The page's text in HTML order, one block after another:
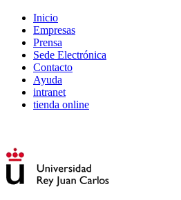
Inicio
Empresas
Prensa
Sede Electrónica
Contacto
Ayuda
intranet
tienda online